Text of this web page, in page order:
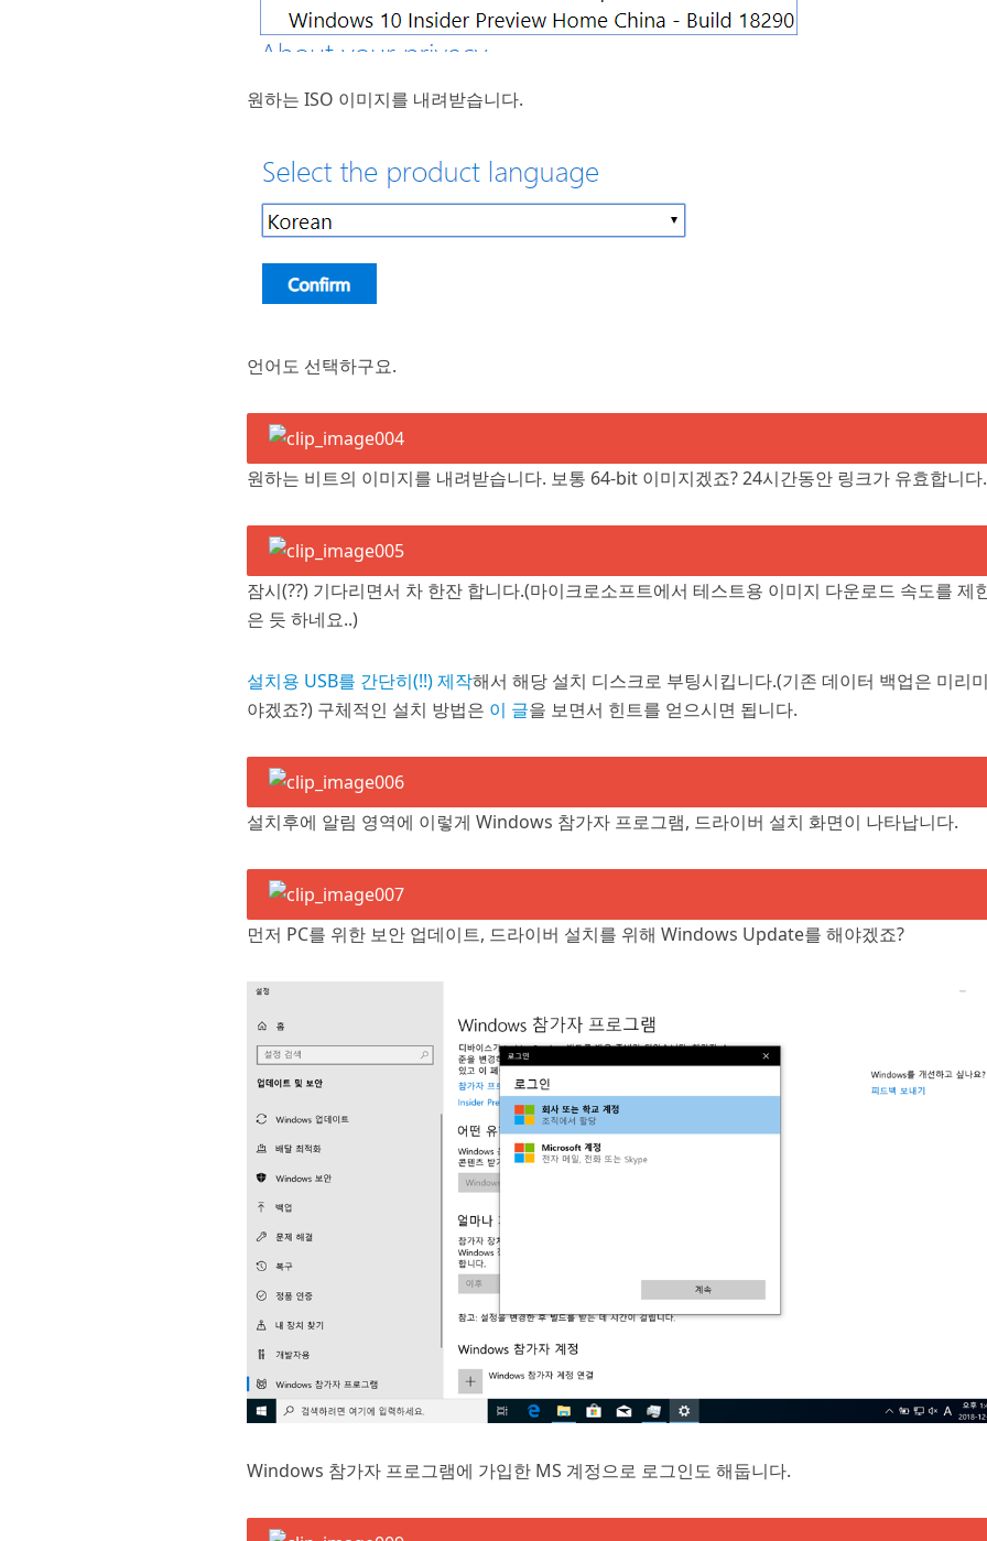
원하는 ISO 이미지를 내려받습니다.
언어도 선택하구요.
원하는 비트의 이미지를 내려받습니다. 보통 64-bit 이미지겠죠? 24시간동안 링크가 유효합니다.
잠시(??) 기다리면서 차 한잔 합니다.(마이크로소프트에서 테스트용 이미지 다운로드 속도를 제
은 듯 하네요..)
설치용 USB를 간단히(!!) 제작해서 해당 설치 디스크로 부팅시킵니다.(기존 데이터 백업은 미리
야겠죠?) 구체적인 설치 방법은 이 글을 보면서 힌트를 얻으시면 됩니다.
설치후에 알림 영역에 이렇게 Windows 참가자 프로그램, 드라이버 설치 화면이 나타납니다.
먼저 PC를 위한 보안 업데이트, 드라이버 설치를 위해 Windows Update를 해야겠죠?
Windows 참가자 프로그램에 가입한 MS 계정으로 로그인도 해둡니다.